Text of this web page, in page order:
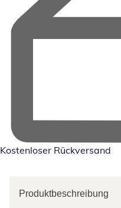
Kostenloser Rückversand
Produktbeschreibung